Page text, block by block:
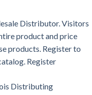
Distributor. Visitors
product and price
products. Register to
Register
Distributing